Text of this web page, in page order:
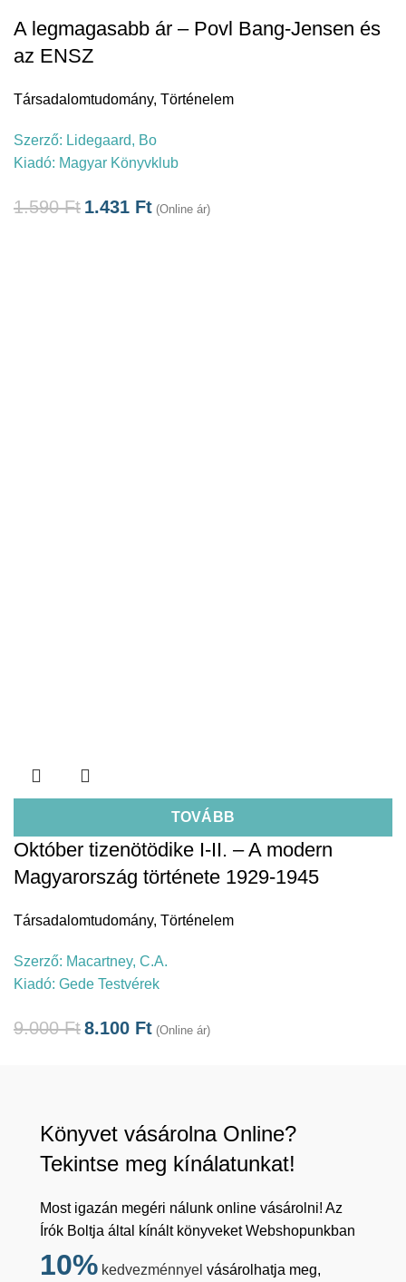
A legmagasabb ár – Povl Bang-Jensen és
az ENSZ
Társadalomtudomány, Történelem
Szerző: Lidegaard, Bo
Kiadó: Magyar Könyvklub
1.590Ft 1.431 Ft (Online ár)
TOVÁBB
Október tizenötödike I-II. – A modern
Magyarország története 1929-1945
Társadalomtudomány, Történelem
Szerző: Macartney, C.A.
Kiadó: Gede Testvérek
9.000Ft8.100 Ft (Online ár)
Könyvet vásárolna Online?
Tekintse meg kínálatunkat!
Most igazán megéri nálunk online vásárolni! Az
Írók Boltja által kínált könyveket Webshopunkban
10% kedvezménnyel vásárolhatja meg,